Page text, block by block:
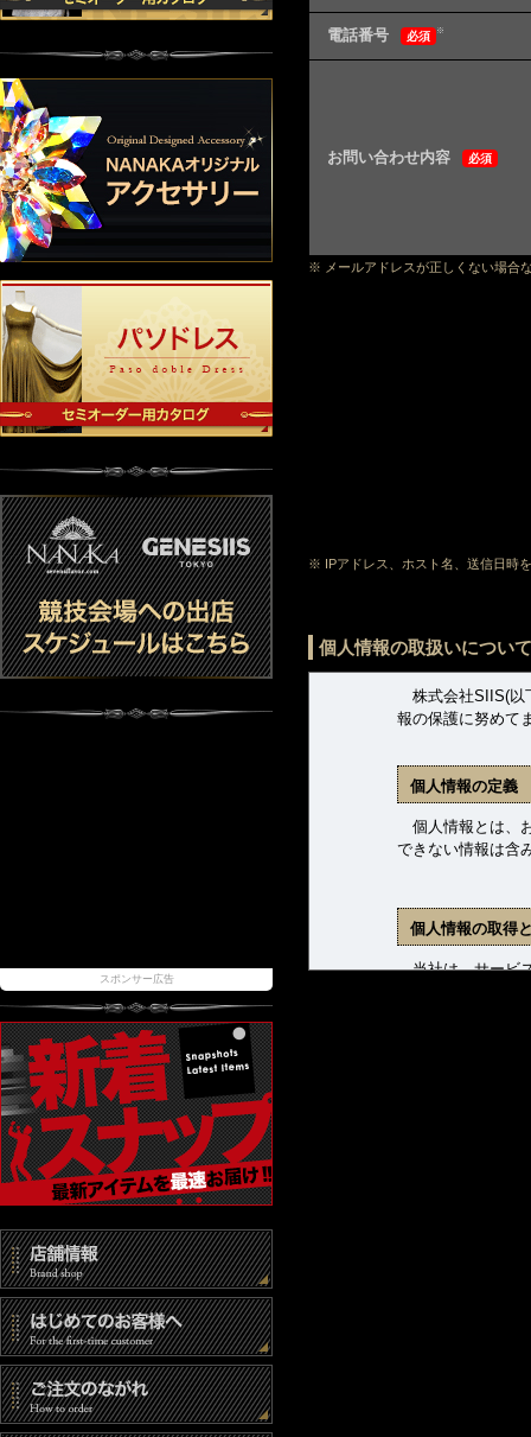
スポンサー広告
電話番号 必須 ※
お問い合わせ内容 必須
※ メールアドレスが正しくない場合
※ IPアドレス、ホスト名、送信日時
個人情報の取扱いについて
株式会社SIIS(以
報の保護に努めて
個人情報の定義
個人情報とは、
できない情報は含
個人情報の取得
当社は、サービス